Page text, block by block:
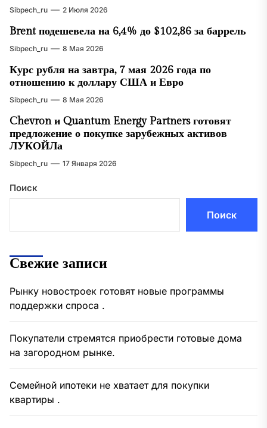
Sibpech_ru 2 Июля 2026
Brent подешевела на 6,4% до $102,86 за баррель
Sibpech_ru 8 Мая 2026
Курс рубля на завтра, 7 мая 2026 года по
отношению к доллару США и Евро
Sibpech_ru 8 Мая 2026
Chevron и Quantum Energy Partners готовят
предложение о покупке зарубежных активов
ЛУКОЙЛа
Sibpech_ru 17 Января 2026
Поиск
Поиск
Свежие записи
Рынку новостроек готовят новые программы
поддержки спроса .
Покупатели стремятся приобрести готовые дома
на загородном рынке.
Семейной ипотеки не хватает для покупки
квартиры .